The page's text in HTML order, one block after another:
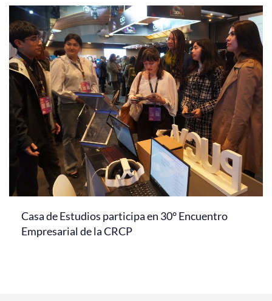
Casa de Estudios participa en 30° Encuentro
Empresarial de la CRCP